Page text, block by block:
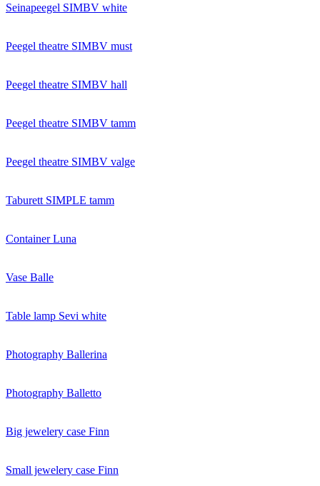
Seinapeegel SIMBV white
Peegel theatre SIMBV must
Peegel theatre SIMBV hall
Peegel theatre SIMBV tamm
Peegel theatre SIMBV valge
Taburett SIMPLE tamm
Сontainer Luna
Vase Balle
Table lamp Sevi white
Photography Ballerina
Photography Balletto
Big jewelery case Finn
Small jewelery case Finn